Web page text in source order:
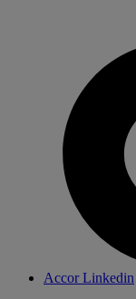
Accor Linkedin